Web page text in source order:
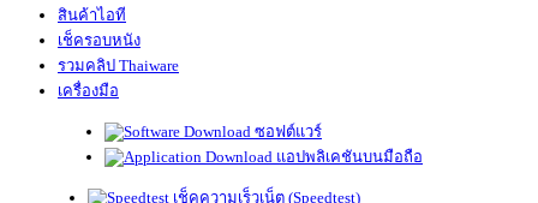
สินค้าไอที
เช็ครอบหนัง
รวมคลิป Thaiware
เครื่องมือ
ซอฟต์แวร์
แอปพลิเคชันบนมือถือ
เช็คความเร็วเน็ต (Speedtest)